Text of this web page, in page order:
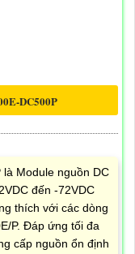
DC500P
là Module nguồn DC
đến -72VDC
thích với các dòng
P. Đáp ứng tối đa
cấp nguồn ổn định